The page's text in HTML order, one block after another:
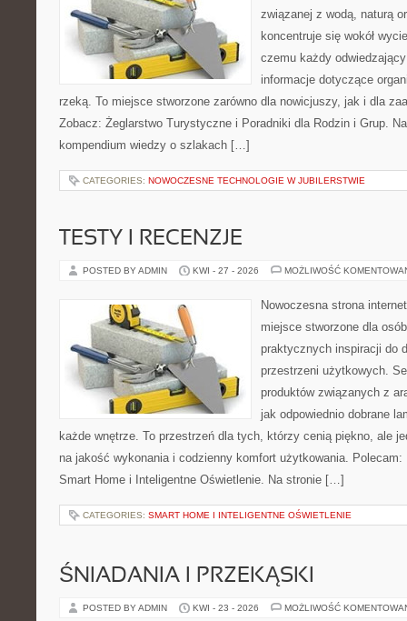
związanej z wodą, naturą
koncentruje się wokół
czemu każdy
informacje dotyczące
rzeką. To miejsce stworzone zarówno dla nowicjuszy, jak i dla
Zobacz: Żeglarstwo Turystyczne i Poradniki dla Rodzin i Grup.
kompendium wiedzy o szlakach […]
CATEGORIES: NOWOCZESNE TECHNOLOGIE W JUBILERSTWIE
TESTY I RECENZJE
POSTED BY ADMIN KWI - 27 - 2026 MOŻLIWOŚĆ
Nowoczesna strona
miejsce stworzone dla
praktycznych inspiracji do
przestrzeni użytkowych.
produktów związanych z
jak odpowiednio dobrane
każde wnętrze. To przestrzeń dla tych, którzy cenią piękno, ale
na jakość wykonania i codzienny komfort użytkowania.
Smart Home i Inteligentne Oświetlenie. Na stronie […]
CATEGORIES: SMART HOME I INTELIGENTNE OŚWIETLENIE
ŚNIADANIA I PRZEKĄSKI
POSTED BY ADMIN KWI - 23 - 2026 MOŻLIWOŚĆ